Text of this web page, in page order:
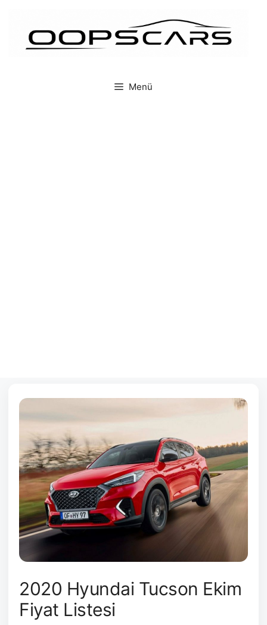
Menü
2020 Hyundai Tucson Ekim
Fiyat Listesi